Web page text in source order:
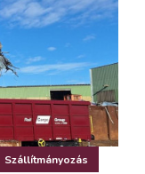
Szállítmányozás